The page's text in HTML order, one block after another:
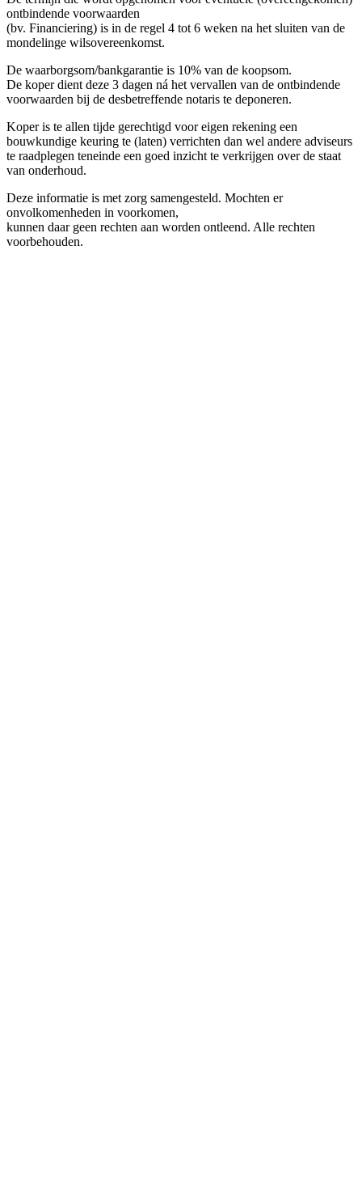
ontbindende voorwaarden
(bv. Financiering) is in de regel 4 tot 6 weken na het sluiten van de
mondelinge wilsovereenkomst.
De waarborgsom/bankgarantie is 10% van de koopsom.
De koper dient deze 3 dagen ná het vervallen van de ontbindende
voorwaarden bij de desbetreffende notaris te deponeren.
Koper is te allen tijde gerechtigd voor eigen rekening een
bouwkundige keuring te (laten) verrichten dan wel andere adviseurs
te raadplegen teneinde een goed inzicht te verkrijgen over de staat
van onderhoud.
Deze informatie is met zorg samengesteld. Mochten er
onvolkomenheden in voorkomen,
kunnen daar geen rechten aan worden ontleend. Alle rechten
voorbehouden.